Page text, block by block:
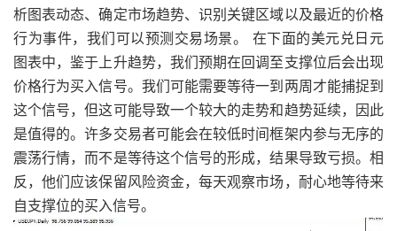
析图表动态、确定市场趋势、识别关键区域以及最近的价格
行为事件，我们可以预测交易场景。 在下面的美元兑日元
图表中，鉴于上升趋势，我们预期在回调至支撑位后会出现
价格行为买入信号。我们可能需要等待一到两周才能捕捉到
这个信号，但这可能导致一个较大的走势和趋势延续，因此
是值得的。许多交易者可能会在较低时间框架内参与无序的
震荡行情，而不是等待这个信号的形成，结果导致亏损。相
反，他们应该保留风险资金，每天观察市场，耐心地等待来
自支撑位的买入信号。